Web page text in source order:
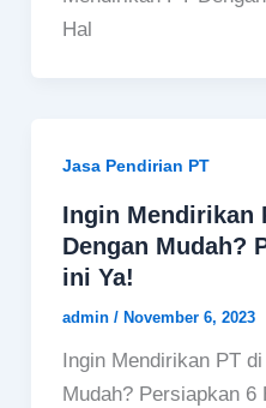
Hal
Jasa Pendirian PT
Ingin Mendirikan
Dengan Mudah?
ini Ya!
admin / November 6, 2023
Ingin Mendirikan PT
Mudah? Persiapkan 6